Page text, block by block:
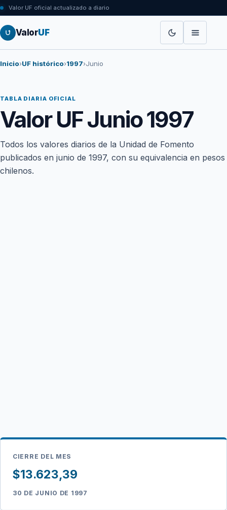
Valor UF oficial actualizado a diario
ValorUF
Inicio›UF histórico›1997›Junio
TABLA DIARIA OFICIAL
Valor UF Junio 1997
Todos los valores diarios de la Unidad de Fomento
publicados en junio de 1997, con su equivalencia en pesos
chilenos.
CIERRE DEL MES
$13.623,39
30 DE JUNIO DE 1997